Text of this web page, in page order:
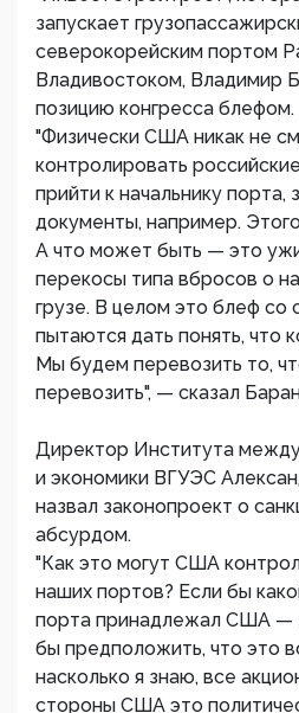
запускает
северокорейским портом
Владивостоком, Владимир
позицию конгресса блефом.
"Физически США никак не
контролировать
прийти к начальнику порта,
документы, например.
А что может быть — это
перекосы типа вбросов о
грузе. В целом это блеф
пытаются дать понять, что
Мы будем перевозить то,
перевозить", — сказал
Директор Института
и экономики ВГУЭС
назвал законопроект о
абсурдом.
"Как это могут США
наших портов? Если бы
порта принадлежал США —
бы предположить, что это
насколько я знаю, все
стороны США это